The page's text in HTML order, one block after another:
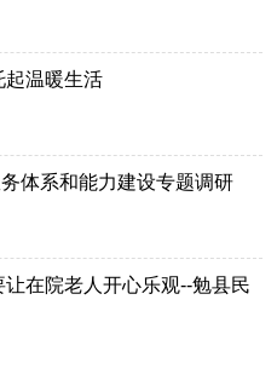
起温暖生活
体系和能力建设专题调研
在院老人开心乐观--勉县民